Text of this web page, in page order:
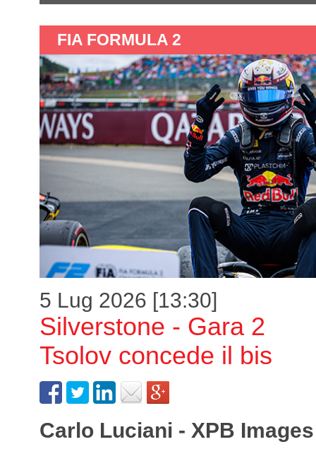
FIA FORMULA 2
5 Lug 2026 [13:30]
Silverstone - Gara 2
Tsolov concede il bis
Carlo Luciani - XPB Images